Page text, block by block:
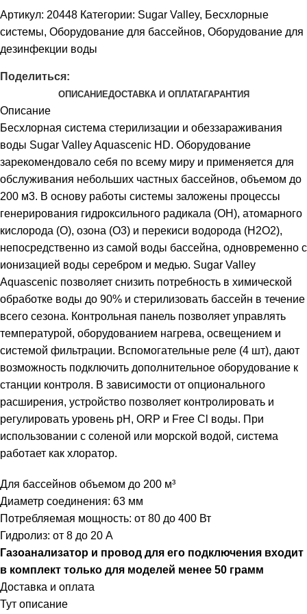
Артикул: 20448 Категории: Sugar Valley, Бесхлорные
системы, Оборудование для бассейнов, Оборудование для
дезинфекции воды
Поделиться:
ОПИСАНИЕДОСТАВКА И ОПЛАТАГАРАНТИЯ
Описание
Бесхлорная система стерилизации и обеззараживания
воды Sugar Valley Aquascenic HD. Оборудование
зарекомендовало себя по всему миру и применяется для
обслуживания небольших частных бассейнов, объемом до
200 м3. В основу работы системы заложены процессы
генерирования гидроксильного радикала (ОН), атомарного
кислорода (О), озона (О3) и перекиси водорода (Н2О2),
непосредственно из самой воды бассейна, одновременно с
ионизацией воды серебром и медью. Sugar Valley
Aquascenic позволяет снизить потребность в химической
обработке воды до 90% и стерилизовать бассейн в течение
всего сезона. Контрольная панель позволяет управлять
температурой, оборудованием нагрева, освещением и
системой фильтрации. Вспомогательные реле (4 шт), дают
возможность подключить дополнительное оборудование к
станции контроля. В зависимости от опционального
расширения, устройство позволяет контролировать и
регулировать уровень pH, ORP и Free Cl воды. При
использовании с соленой или морской водой, система
работает как хлоратор.
Для бассейнов объемом до 200 м³
Диаметр соединения: 63 мм
Потребляемая мощность: от 80 до 400 Вт
Гидролиз: от 8 до 20 А
Газоанализатор и провод для его подключения входит
в комплект только для моделей менее 50 грамм
Доставка и оплата
Тут описание